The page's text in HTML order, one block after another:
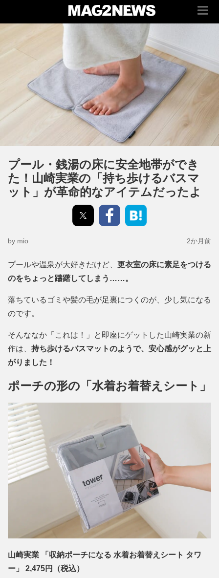
プール・銭湯の床に安全地帯ができ
た！山崎実業の「持ち歩けるバスマ
ット」が革命的なアイテムだったよ
by mio 2か月前
プールや温泉が大好きだけど、
更衣室の床に素足をつける
のをちょっと躊躇してしまう……。
落ちているゴミや髪の毛が足裏につくのが、少し気になる
のです。
そんななか「これは！」と即座にゲットした山崎実業の新
作は、 持ち歩けるバスマットのようで、安心感がグッと上
がりました！
ポーチの形の「水着お着替えシート」
山崎実業 「収納ポーチになる 水着お着替えシート タワ
ー」 2,475円（税込）